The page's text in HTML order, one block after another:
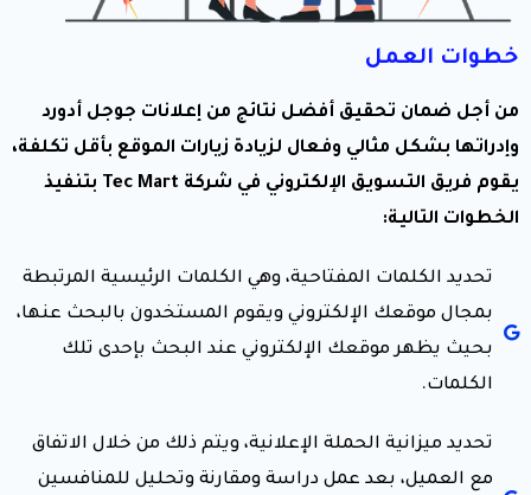
خطوات العمل
من أجل ضمان تحقيق أفضل نتائج من إعلانات جوجل أدورد
وإدراتها بشكل مثالي وفعال لزيادة زيارات الموقع بأقل تكلفة،
يقوم فريق التسويق الإلكتروني في شركة Tec Mart بتنفيذ
الخطوات التالية:
تحديد الكلمات المفتاحية، وهي الكلمات الرئيسية المرتبطة
بمجال موقعك الإلكتروني ويقوم المستخدون بالبحث عنها،
بحيث يظهر موقعك الإلكتروني عند البحث بإحدى تلك
الكلمات.
تحديد ميزانية الحملة الإعلانية، ويتم ذلك من خلال الاتفاق
مع العميل، بعد عمل دراسة ومقارنة وتحليل للمنافسين